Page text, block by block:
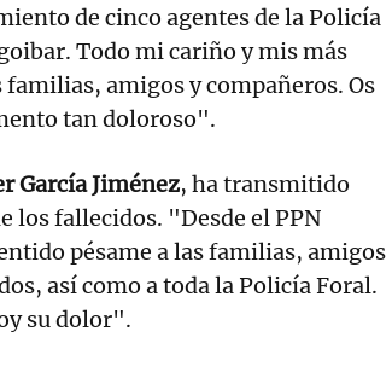
de cinco agentes de la Policía
Todo mi cariño y mis más
familias, amigos y compañeros. Os
tan doloroso".
García Jiménez, ha transmitido
los fallecidos. "Desde el PPN
pésame a las familias, amigos
así como a toda la Policía Foral.
su dolor".